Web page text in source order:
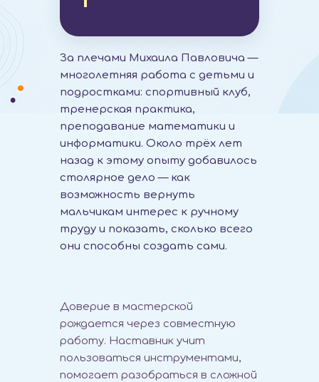
За плечами Михаила Павловича —
многолетняя работа с детьми и
подростками: спортивный клуб,
тренерская практика,
преподавание математики и
информатики. Около трёх лет
назад к этому опыту добавилось
столярное дело — как
возможность вернуть
мальчикам интерес к ручному
труду и показать, сколько всего
они способны создать сами.
Доверие в мастерской
рождается через совместную
работу. Наставник учит
пользоваться инструментами,
помогает разобраться в сложной